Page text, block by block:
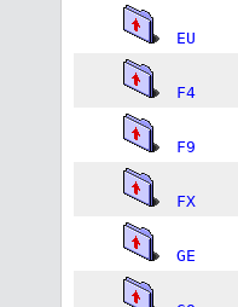
EU
F4
F9
FX
GE